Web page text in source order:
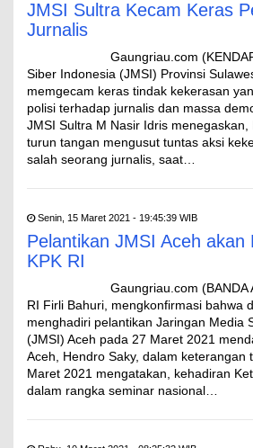
JMSI Sultra Kecam Keras
Jurnalis
Gaungriau.com
Siber Indonesia (JMSI) Provinsi
memgecam keras tindak kekerasan
polisi terhadap jurnalis dan massa
JMSI Sultra M Nasir Idris
turun tangan mengusut tuntas aksi
salah seorang jurnalis, saat…
Senin, 15 Maret 2021 - 19:45:39 WIB
Pelantikan JMSI Aceh akan
KPK RI
Gaungriau.com (BANDA
RI Firli Bahuri, mengkonfirmasi bahwa
menghadiri pelantikan Jaringan Media
(JMSI) Aceh pada 27 Maret 2021
Aceh, Hendro Saky, dalam keterangan
Maret 2021 mengatakan, kehadiran
dalam rangka seminar nasional…